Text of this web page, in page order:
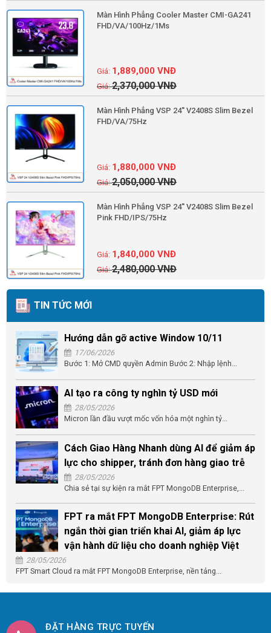
Màn Hình Phẳng Cooler Master CMI-GA241
FHD/VA/100Hz/1Ms
2,370,000VNĐ
1,889,000VNĐ
Màn Hình Phẳng VSP 24'' V2408S Slim Bezel
FHD/VA/75Hz
2,050,000VNĐ
1,880,000VNĐ
Màn Hình Phẳng VSP 24'' V2408S Slim Bezel
Pink FHD/IPS/75Hz
2,480,000VNĐ
1,840,000VNĐ
TIN TỨC MỚI
Hướng dẫn gỡ active Window 10/11
17/06/2026
Bước 1: Mở CMD quyền Admin Bước 2: Nhập lệnh...
AI tạo ra công ty nghìn tỷ USD mới
28/05/2026
Micron lần đầu vượt mốc vốn hóa một nghìn tỷ...
Cách Giao Hàng Nhanh dùng AI để giảm áp
lực cho shipper, tránh đơn hàng giao trễ
28/05/2026
Chia sẻ tại sự kiện ra mắt FPT MongoDB Enterprise,...
FPT ra mắt FPT MongoDB Enterprise: Rút
ngắn thời gian triển khai AI, giảm áp lực
vận hành dữ liệu cho doanh nghiệp Việt
28/05/2026
FPT Smart Cloud ra mắt FPT MongoDB Enterprise, nền tảng...
ĐẶT HÀNG TRỰC TUYẾN